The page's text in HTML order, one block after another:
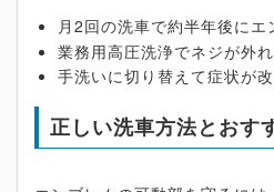
月2回の洗車で約半年後にエ
業務用高圧洗浄でネジが外
手洗いに切り替えて症状が
正しい洗車方法とおす